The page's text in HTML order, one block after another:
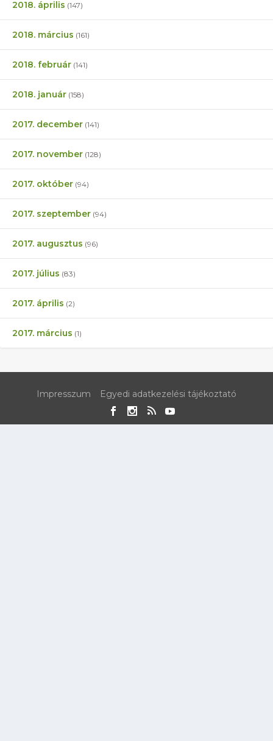
2018. április (147)
2018. március (161)
2018. február (141)
2018. január (158)
2017. december (141)
2017. november (128)
2017. október (94)
2017. szeptember (94)
2017. augusztus (96)
2017. július (83)
2017. április (2)
2017. március (1)
Impresszum Egyedi adatkezelési tájékoztató